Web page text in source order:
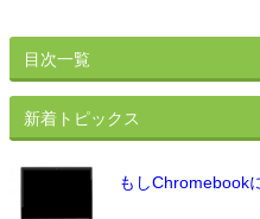
目次一覧
新着トピックス
もしChromebook